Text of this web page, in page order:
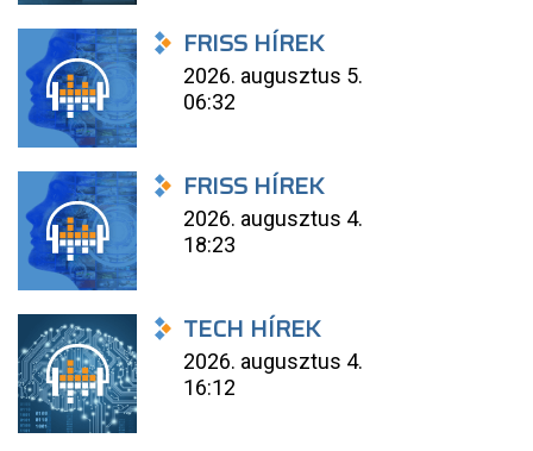
FRISS HÍREK
2026. augusztus 5.
06:32
FRISS HÍREK
2026. augusztus 4.
18:23
TECH HÍREK
2026. augusztus 4.
16:12